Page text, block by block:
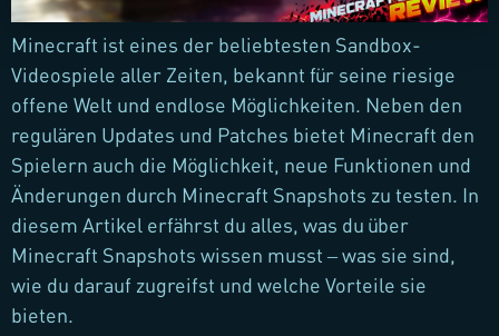
Minecraft ist eines der beliebtesten Sandbox-
Videospiele aller Zeiten, bekannt für seine riesige
offene Welt und endlose Möglichkeiten. Neben den
regulären Updates und Patches bietet Minecraft den
Spielern auch die Möglichkeit, neue Funktionen und
Änderungen durch Minecraft Snapshots zu testen. In
diesem Artikel erfährst du alles, was du über
Minecraft Snapshots wissen musst – was sie sind,
wie du darauf zugreifst und welche Vorteile sie
bieten.